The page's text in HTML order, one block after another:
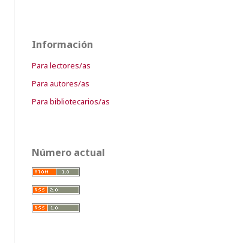
Información
Para lectores/as
Para autores/as
Para bibliotecarios/as
Número actual